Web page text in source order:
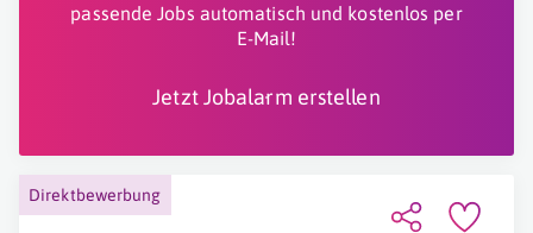
passende Jobs automatisch und kostenlos per
E-Mail!
Jetzt Jobalarm erstellen
Direktbewerbung